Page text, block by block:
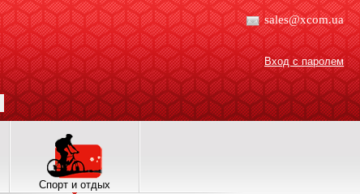
sales@xcom.ua
Вход с паролем
Спорт и отдых